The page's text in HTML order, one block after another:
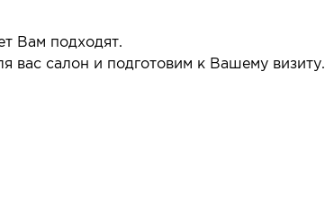
Вам подходят.
вас салон и подготовим к Вашему визиту.